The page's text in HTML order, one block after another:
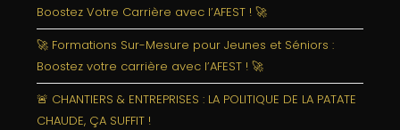
Boostez Votre Carrière avec l’AFEST ! 🚀
🚀 Formations Sur-Mesure pour Jeunes et Séniors :
Boostez votre carrière avec l’AFEST ! 🚀
🚨 CHANTIERS & ENTREPRISES : LA POLITIQUE DE LA PATATE
CHAUDE, ÇA SUFFIT !